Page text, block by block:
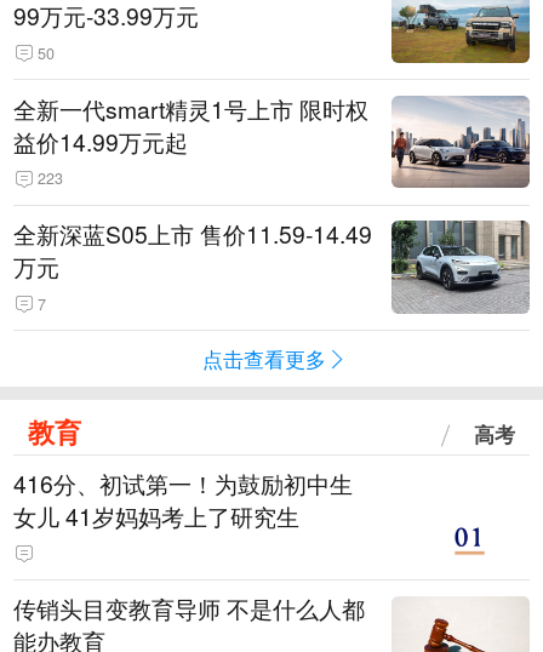
99万元-33.99万元
50
全新一代smart精灵1号上市 限时权
益价14.99万元起
223
全新深蓝S05上市 售价11.59-14.49
万元
7
点击查看更多
教育 高考
416分、初试第一！为鼓励初中生
女儿 41岁妈妈考上了研究生
传销头目变教育导师 不是什么人都
能办教育